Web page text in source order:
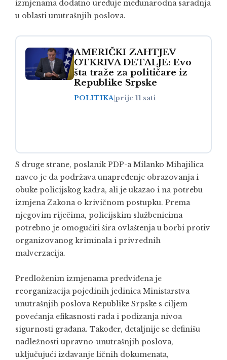
izmjenama dodatno uređuje međunarodna saradnja
u oblasti unutrašnjih poslova.
AMERIČKI ZAHTJEV
OTKRIVA DETALJE: Evo
šta traže za političare iz
Republike Srpske
POLITIKAprije 11 sati
S druge strane, poslanik PDP-a Milanko Mihajilica
naveo je da podržava unapređenje obrazovanja i
obuke policijskog kadra, ali je ukazao i na potrebu
izmjena Zakona o krivičnom postupku. Prema
njegovim riječima, policijskim službenicima
potrebno je omogućiti šira ovlaštenja u borbi protiv
organizovanog kriminala i privrednih
malverzacija.
Predloženim izmjenama predviđena je
reorganizacija pojedinih jedinica Ministarstva
unutrašnjih poslova Republike Srpske s ciljem
povećanja efikasnosti rada i podizanja nivoa
sigurnosti građana. Također, detaljnije se definišu
nadležnosti upravno-unutrašnjih poslova,
uključujući izdavanje ličnih dokumenata,